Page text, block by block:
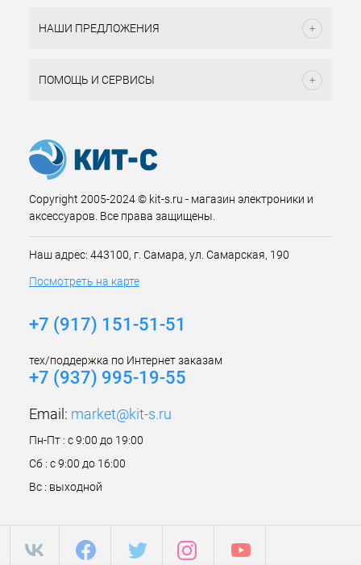
НАШИ ПРЕДЛОЖЕНИЯ
ПОМОЩЬ И СЕРВИСЫ
Copyright 2005-2024 © kit-s.ru - магазин электроники и
аксессуаров. Все права защищены.
Наш адрес: 443100, г. Самара, ул. Самарская, 190
Посмотреть на карте
+7 (917) 151-51-51
тех/поддержка по Интернет заказам
+7 (937) 995-19-55
Email: market@kit-s.ru
Пн-Пт : с 9:00 до 19:00
Сб : с 9:00 до 16:00
Вс : выходной